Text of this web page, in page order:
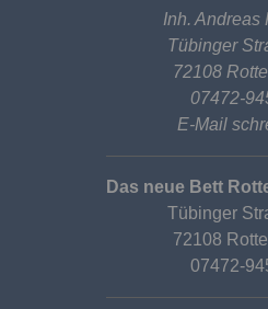
Inh. Andreas
Tübinger
72108
07472-
E-Mail
Das neue Bett
Tübinger
72108
07472-